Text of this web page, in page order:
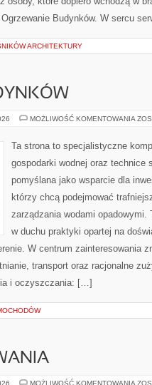
Budynków. W sercu
ARCHITEKTURY
MOŻLIWOŚĆ KOMENTOWANIA
Ta strona to specjalistyczne
gospodarki wodnej oraz technice
pomyślana jako wsparcie dla
którzy chcą podejmować
zarządzania wodami opadowymi.
w duchu praktyki opartej na
W centrum zainteresowania
transport oraz racjonalne
i oczyszczania: […]
MOŻLIWOŚĆ KOMENTOWANIA